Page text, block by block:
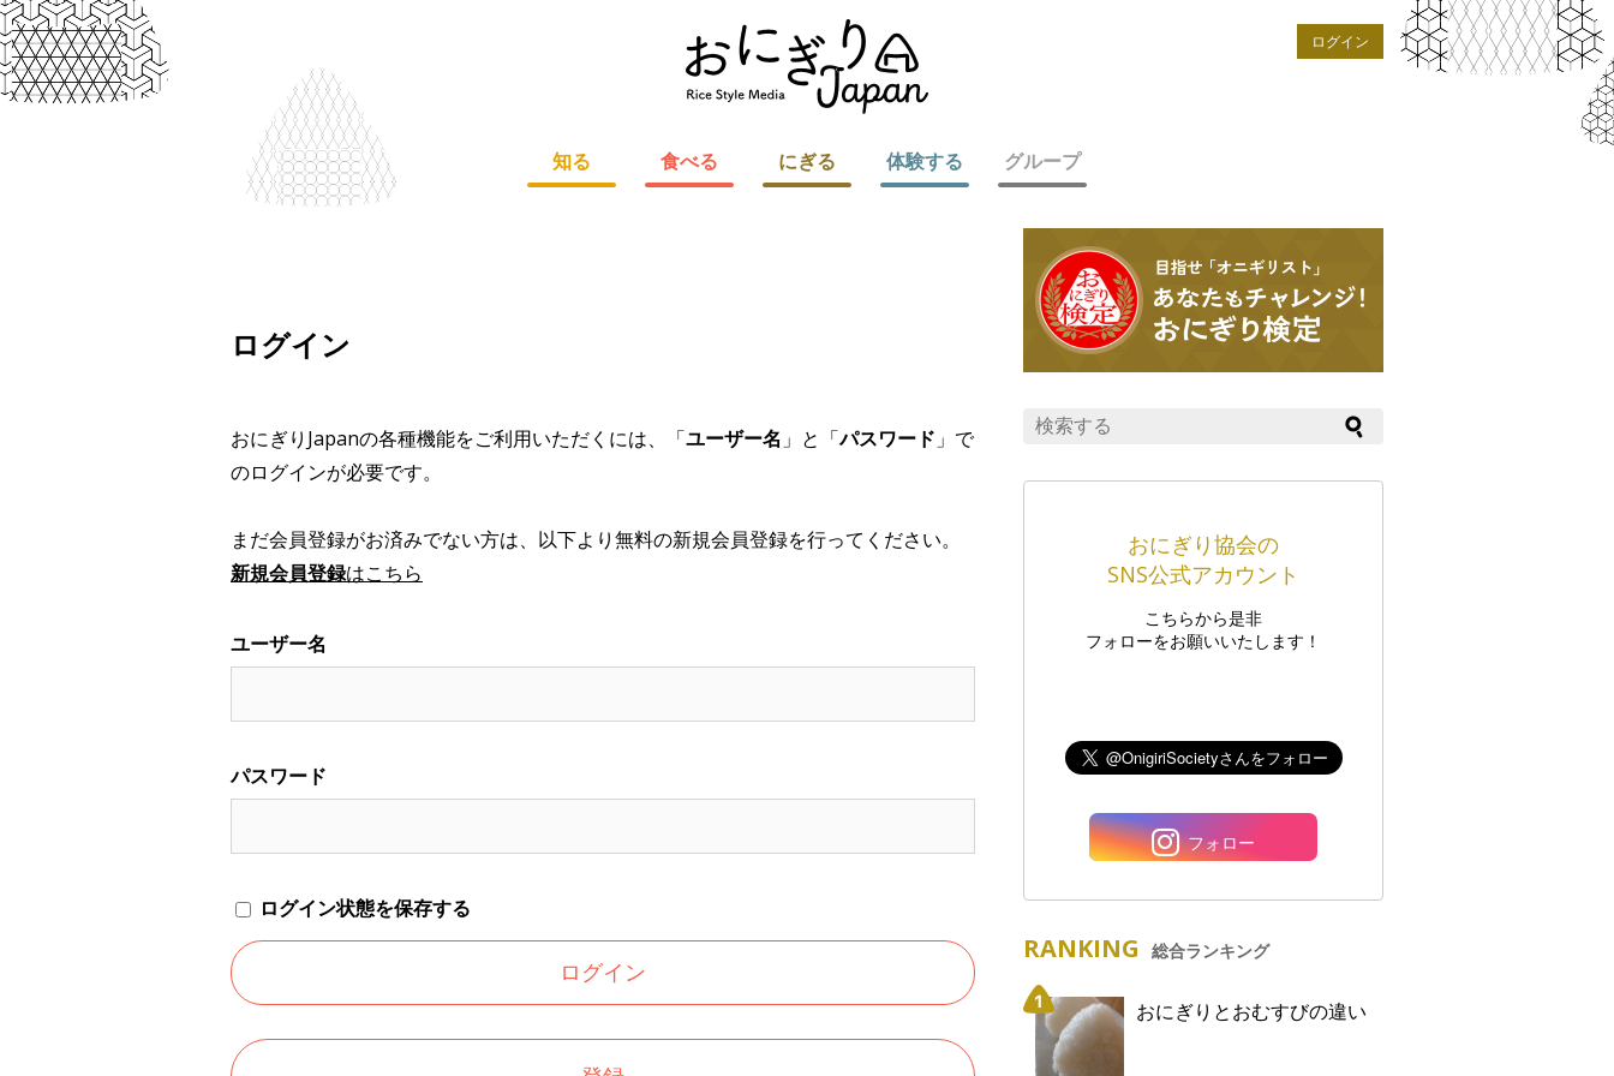
ログイン
知る 食べる にぎる 体験する グループ
ログイン
おにぎりJapanの各種機能をご利用いただくには、「ユーザー名 」と「パスワード 」で
のログインが必要です。
まだ会員登録がお済みでない方は、以下より無料の新規会員登録を行ってください。
新規会員登録はこちら
ユーザー名
パスワード
ログイン状態を保存する
おにぎり協会の
SNS公式アカウント
こちらから是非
フォローをお願いいたします！
フォロー
RANKING 総合ランキング
おにぎりとおむすびの違い